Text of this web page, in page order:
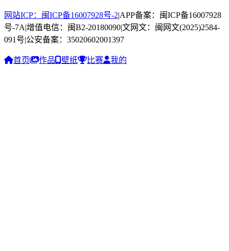
网站ICP：闽ICP备16007928号-2|APP备案：闽ICP备16007928
号-7A|增值电信：闽B2-20180090|文网文：闽网文(2025)2584-
091号|公安备案：35020602001397
首页 作品 壁纸 比赛 我的